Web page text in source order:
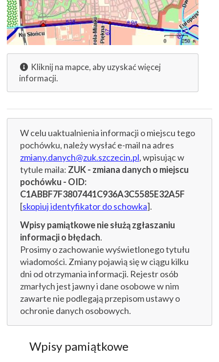
Kliknij na mapce, aby uzyskać więcej
informacji.
W celu uaktualnienia informacji o miejscu tego
pochówku, należy wysłać e-mail na adres
zmiany.danych@zuk.szczecin.pl, wpisując w
tytule maila: ZUK - zmiana danych o miejscu
pochówku - OID:
C1ABBF7F3807441C936A3C5585E32A5F
[skopiuj identyfikator do schowka].
Wpisy pamiątkowe nie służą zgłaszaniu
informacji o błędach.
Prosimy o zachowanie wyświetlonego tytułu
wiadomości. Zmiany pojawią się w ciągu kilku
dni od otrzymania informacji. Rejestr osób
zmarłych jest jawny i dane osobowe w nim
zawarte nie podlegają przepisom ustawy o
ochronie danych osobowych.
Wpisy pamiątkowe